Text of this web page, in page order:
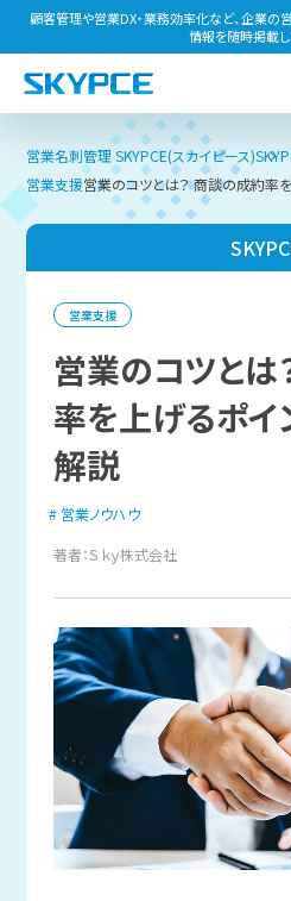
顧客管理や営業DX・業務効率化など、企業の
情報を随時掲載し
営業名刺管理 SKYPCE(スカイピース)
営業支援営業のコツとは？ 商談の成約率
営業支援
営業のコツとは
率を上げるポイ
解説
営業ノウハウ
著者：Ｓｋｙ株式会社